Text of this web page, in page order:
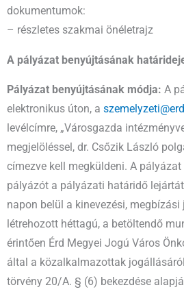
dokumentumok:
– részletes szakmai önéletrajz
A pályázat benyújtásának
Pályázat benyújtásának módja: A
elektronikus úton, a
levélcímre, „Városgazda
megjelöléssel, dr. Csőzik László
címezve kell megküldeni. A
pályázót a pályázati határidő
napon belül a kinevezési,
létrehozott héttagú, a betöltendő
érintően Érd Megyei Jogú Város
által a közalkalmazottak
törvény 20/A. § (6) bekezdése